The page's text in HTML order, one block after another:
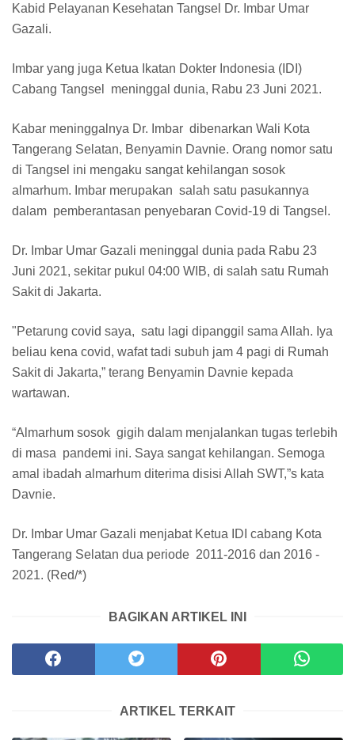
Kabid Pelayanan Kesehatan Tangsel Dr. Imbar Umar
Gazali.
Imbar yang juga Ketua Ikatan Dokter Indonesia (IDI)
Cabang Tangsel meninggal dunia, Rabu 23 Juni 2021.
Kabar meninggalnya Dr. Imbar dibenarkan Wali Kota
Tangerang Selatan, Benyamin Davnie. Orang nomor satu
di Tangsel ini mengaku sangat kehilangan sosok
almarhum. Imbar merupakan salah satu pasukannya
dalam pemberantasan penyebaran Covid-19 di Tangsel.
Dr. Imbar Umar Gazali meninggal dunia pada Rabu 23
Juni 2021, sekitar pukul 04:00 WIB, di salah satu Rumah
Sakit di Jakarta.
"Petarung covid saya, satu lagi dipanggil sama Allah. Iya
beliau kena covid, wafat tadi subuh jam 4 pagi di Rumah
Sakit di Jakarta,” terang Benyamin Davnie kepada
wartawan.
“Almarhum sosok gigih dalam menjalankan tugas terlebih
di masa pandemi ini. Saya sangat kehilangan. Semoga
amal ibadah almarhum diterima disisi Allah SWT,”s kata
Davnie.
Dr. Imbar Umar Gazali menjabat Ketua IDI cabang Kota
Tangerang Selatan dua periode 2011-2016 dan 2016 -
2021. (Red/*)
BAGIKAN ARTIKEL INI
ARTIKEL TERKAIT